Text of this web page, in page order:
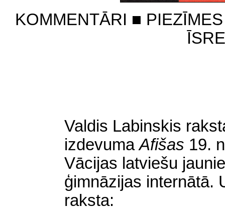
KOMMENTĀRI ■
Valdis Labinskis
izdevumaAfišas 19.
Vācijas latviešu
ģimnāzijas internātā.
raksta: